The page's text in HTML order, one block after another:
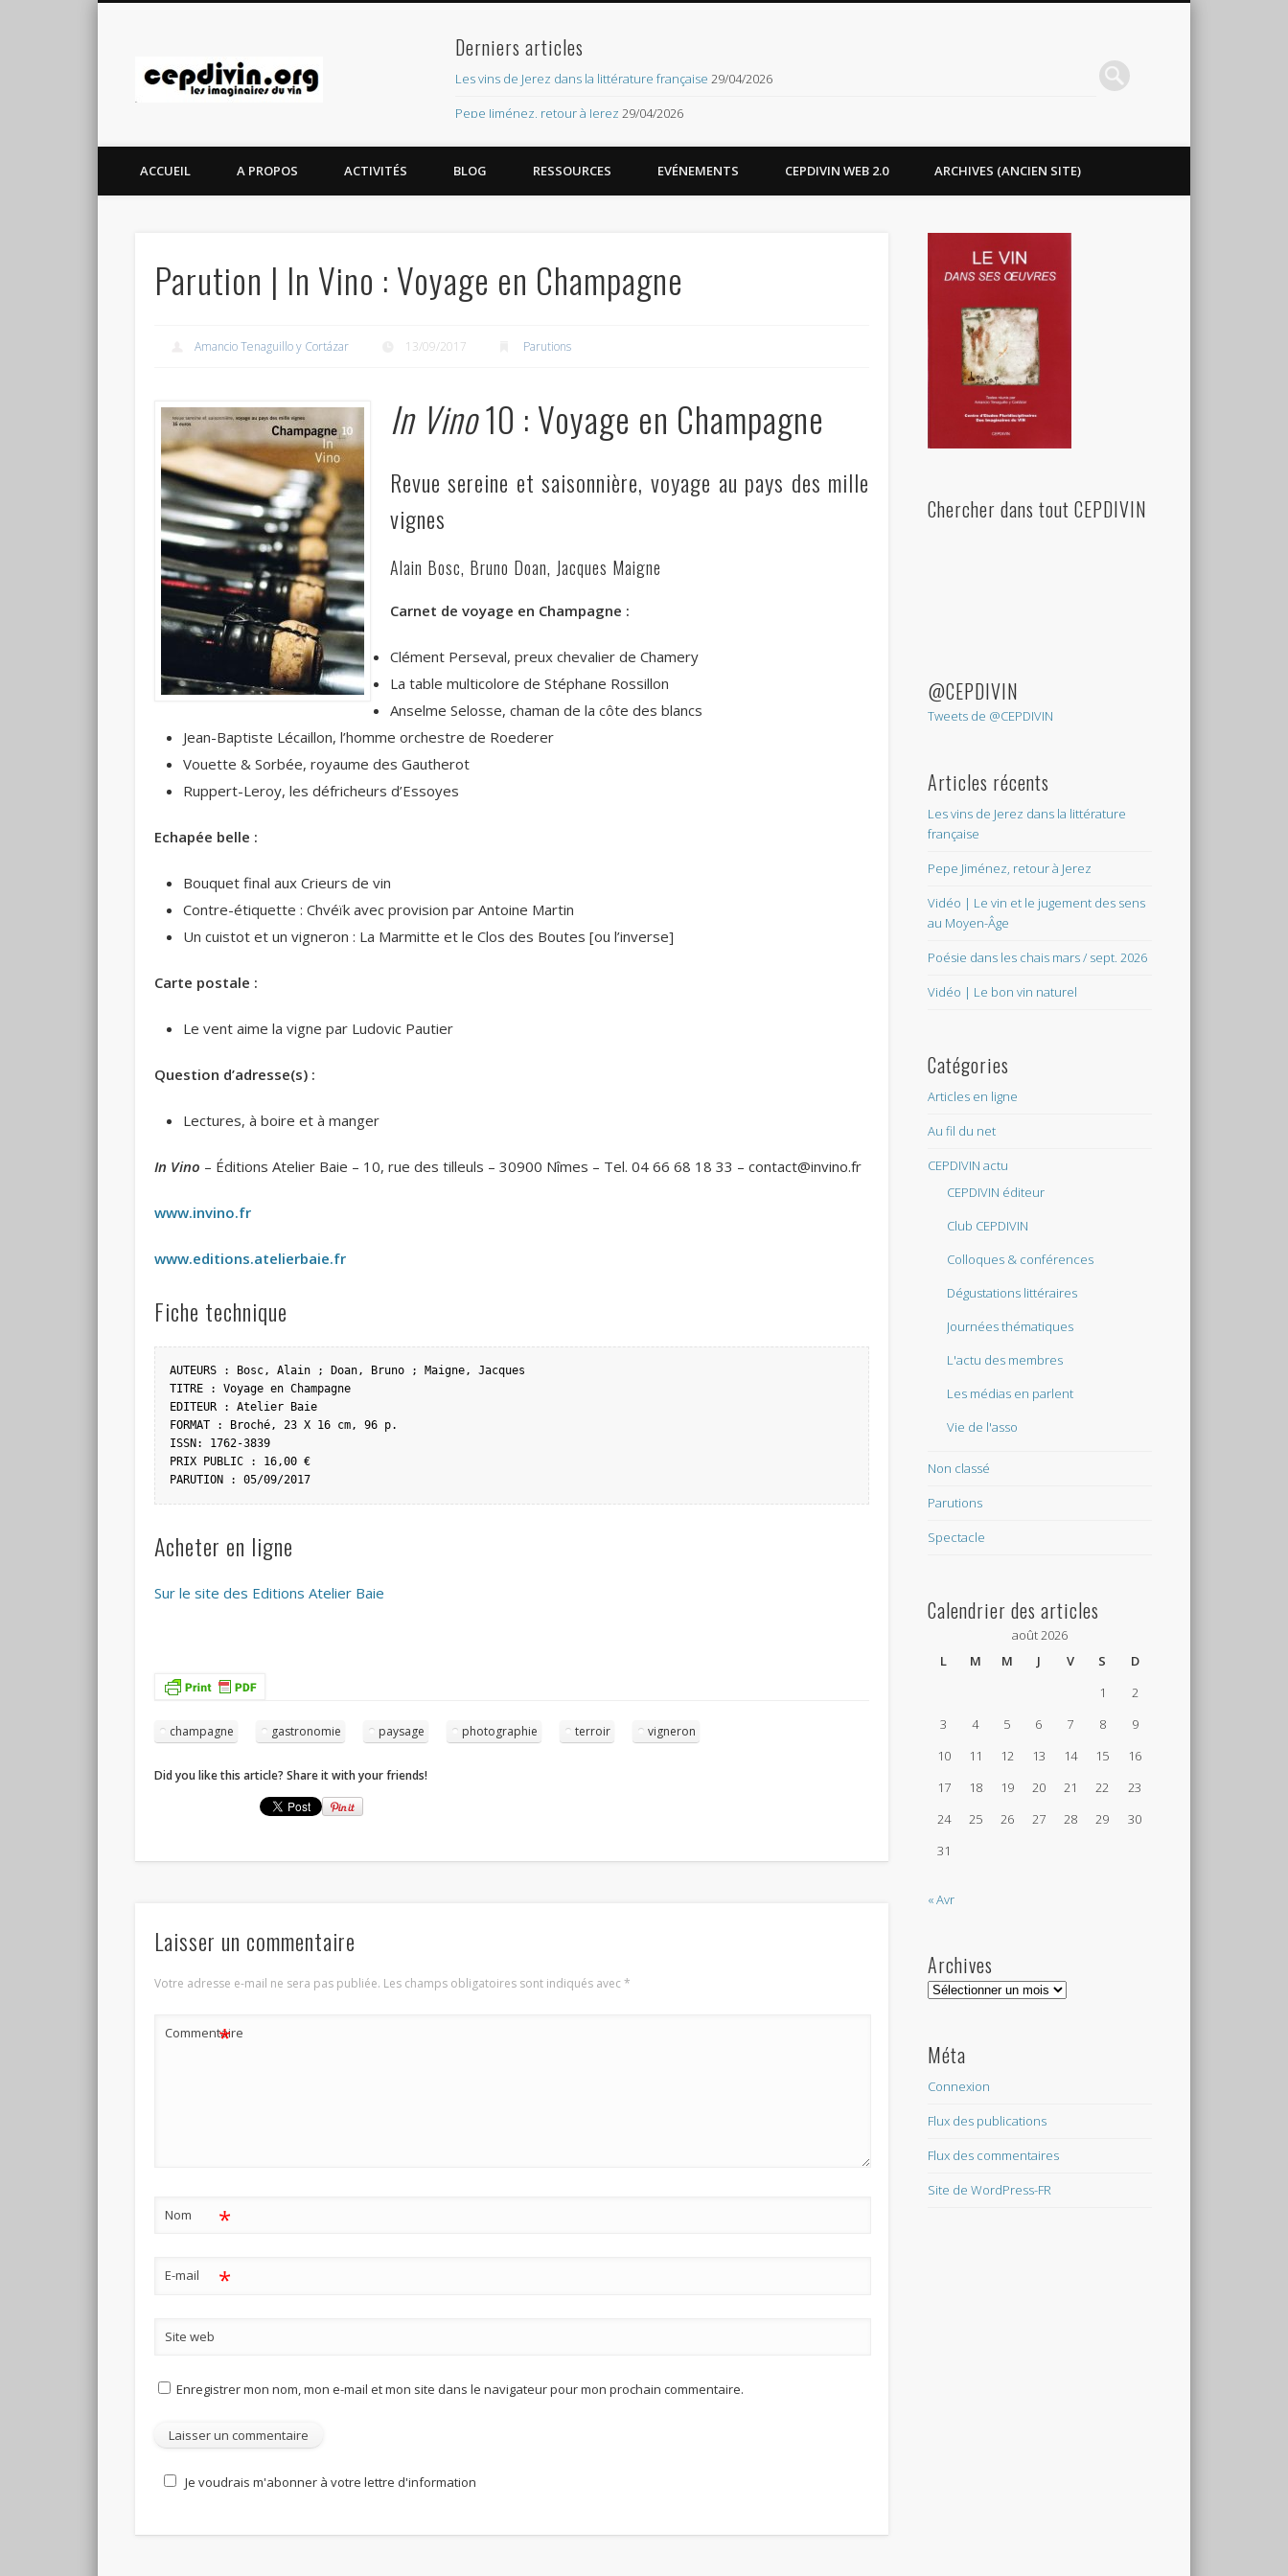
cepdivin.org – les imaginaires du vin
Derniers articles
Les vins de Jerez dans la littérature française 29/04/2026
Pepe Jiménez, retour à Jerez 29/04/2026
Réseau CEPDIVIN
Mentions légales
Connexion
Flux des commentaires
ACCUEIL A PROPOS ACTIVITÉS BLOG RESSOURCES EVÉNEMENTS CEPDIVIN WEB 2.0 ARCHIVES (ANCIEN SITE)
Parution | In Vino : Voyage en Champagne
Amancio Tenaguillo y Cortázar 13/09/2017 Parutions
In Vino10 : Voyage en Champagne
Revue sereine et saisonnière, voyage au pays des mille
vignes
Alain Bosc, Bruno Doan, Jacques Maigne
Carnet de voyage en Champagne :
Clément Perseval, preux chevalier de Chamery
La table multicolore de Stéphane Rossillon
Anselme Selosse, chaman de la côte des blancs
Jean-Baptiste Lécaillon, l’homme orchestre de Roederer
Vouette & Sorbée, royaume des Gautherot
Ruppert-Leroy, les défricheurs d’Essoyes
Echapée belle :
Bouquet final aux Crieurs de vin
Contre-étiquette : Chvéïk avec provision par Antoine Martin
Un cuistot et un vigneron : La Marmitte et le Clos des Boutes [ou l’inverse]
Carte postale :
Le vent aime la vigne par Ludovic Pautier
Question d’adresse(s) :
Lectures, à boire et à manger
In Vino – Éditions Atelier Baie – 10, rue des tilleuls – 30900 Nîmes – Tel. 04 66 68 18 33 – contact@invino.fr
www.invino.fr
www.editions.atelierbaie.fr
Fiche technique
AUTEURS : Bosc, Alain ; Doan, Bruno ; Maigne, Jacques
TITRE : Voyage en Champagne
EDITEUR : Atelier Baie
FORMAT : Broché, 23 X 16 cm, 96 p.
ISSN: 1762-3839
PRIX PUBLIC : 16,00 €
PARUTION : 05/09/2017
Acheter en ligne
Sur le site des Editions Atelier Baie
champagne gastronomie paysage photographie terroir vigneron
Did you like this article? Share it with your friends!
Laisser un commentaire
Votre adresse e-mail ne sera pas publiée. Les champs obligatoires sont indiqués avec*
Commentaire
*
Nom *
E-mail *
Site web
Enregistrer mon nom, mon e-mail et mon site dans le navigateur pour mon prochain commentaire.
Je voudrais m'abonner à votre lettre d'information
Chercher dans tout CEPDIVIN
@CEPDIVIN
Tweets de @CEPDIVIN
Articles récents
Les vins de Jerez dans la littérature
française
Pepe Jiménez, retour à Jerez
Vidéo | Le vin et le jugement des sens
au Moyen-Âge
Poésie dans les chais mars / sept. 2026
Vidéo | Le bon vin naturel
Catégories
Articles en ligne
Au fil du net
CEPDIVIN actu
CEPDIVIN éditeur
Club CEPDIVIN
Colloques & conférences
Dégustations littéraires
Journées thématiques
L'actu des membres
Les médias en parlent
Vie de l'asso
Non classé
Parutions
Spectacle
Calendrier des articles
août 2026
L
M M J V S
D
1
2
3
4 5 6 7 8
9
10
11 12 13 14 15
16
17
18 19 20 21 22
23
24
25 26 27 28 29
30
31
« Avr
Archives
Archives
Méta
Connexion
Flux des publications
Flux des commentaires
Site de WordPress-FR